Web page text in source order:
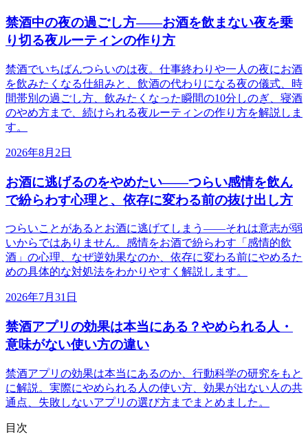
禁酒中の夜の過ごし方——お酒を飲まない夜を乗
り切る夜ルーティンの作り方
禁酒でいちばんつらいのは夜。仕事終わりや一人の夜にお酒
を飲みたくなる仕組みと、飲酒の代わりになる夜の儀式、時
間帯別の過ごし方、飲みたくなった瞬間の10分しのぎ、寝酒
のやめ方まで、続けられる夜ルーティンの作り方を解説しま
す。
2026年8月2日
お酒に逃げるのをやめたい——つらい感情を飲ん
で紛らわす心理と、依存に変わる前の抜け出し方
つらいことがあるとお酒に逃げてしまう——それは意志が弱
いからではありません。感情をお酒で紛らわす「感情的飲
酒」の心理、なぜ逆効果なのか、依存に変わる前にやめるた
めの具体的な対処法をわかりやすく解説します。
2026年7月31日
禁酒アプリの効果は本当にある？やめられる人・
意味がない使い方の違い
禁酒アプリの効果は本当にあるのか、行動科学の研究をもと
に解説。実際にやめられる人の使い方、効果が出ない人の共
通点、失敗しないアプリの選び方までまとめました。
目次